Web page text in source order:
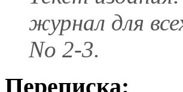
журнал для
No 2-3.
Переписка: